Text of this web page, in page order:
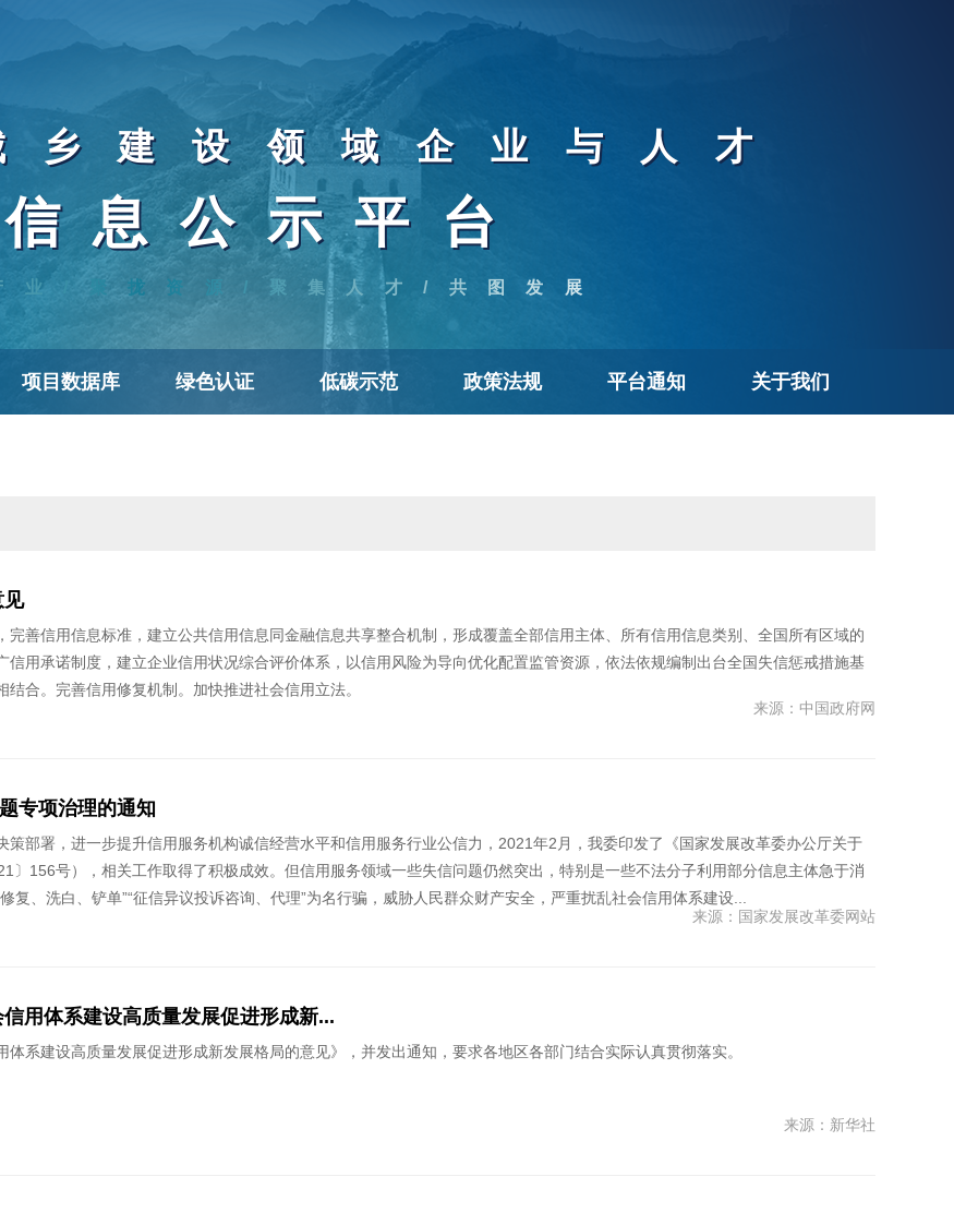
乡建设领域企业与人才
信息公示平台
业/聚拢资源/聚集人才/共图发展
项目数据库 绿色认证 低碳示范 政策法规 平台通知 关于我们
见
善信用信息标准，建立公共信用信息同金融信息共享整合机制，形成覆盖全部信用主体、所有信用信息类别、全国所有区域的
用承诺制度，建立企业信用状况综合评价体系，以信用风险为导向优化配置监管资源，依法依规编制出台全国失信惩戒措施基
合。完善信用修复机制。加快推进社会信用立法。
来源：中国政府网
专项治理的通知
部署，进一步提升信用服务机构诚信经营水平和信用服务行业公信力，2021年2月，我委印发了《国家发展改革委办公厅关于
156号），相关工作取得了积极成效。但信用服务领域一些失信问题仍然突出，特别是一些不法分子利用部分信息主体急于消
、洗白、铲单”“征信异议投诉咨询、代理”为名行骗，威胁人民群众财产安全，严重扰乱社会信用体系建设...
来源：国家发展改革委网站
用体系建设高质量发展促进形成新...
系建设高质量发展促进形成新发展格局的意见》，并发出通知，要求各地区各部门结合实际认真贯彻落实。
来源：新华社